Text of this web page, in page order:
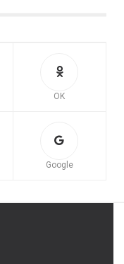
OK
Google